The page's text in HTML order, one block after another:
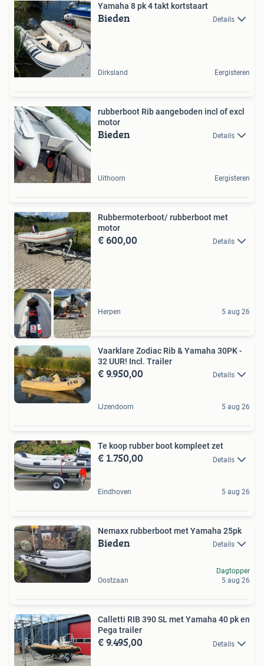
Yamaha 8 pk 4 takt kortstaart
Bieden Details
Dirksland Eergisteren
rubberboot Rib aangeboden incl of excl
motor
Bieden Details
Uithoorn Eergisteren
Rubbermoterboot/ rubberboot met
motor
€ 600,00 Details
Herpen 5 aug 26
Vaarklare Zodiac Rib & Yamaha 30PK -
32 UUR! Incl. Trailer
€ 9.950,00 Details
IJzendoorn 5 aug 26
Te koop rubber boot kompleet zet
€ 1.750,00 Details
Eindhoven 5 aug 26
Nemaxx rubberboot met Yamaha 25pk
Bieden Details
Oostzaan
Dagtopper
5 aug 26
Calletti RIB 390 SL met Yamaha 40 pk en
Pega trailer
€ 9.495,00 Details